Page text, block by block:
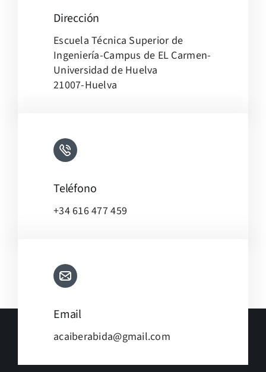
OpenStreetMap, under ODbL.
Dirección
Escuela Técnica Superior de
Ingeniería-Campus de EL Carmen-
Universidad de Huelva
21007-Huelva
Teléfono
+34 616 477 459
Email
acaiberabida@gmail.com